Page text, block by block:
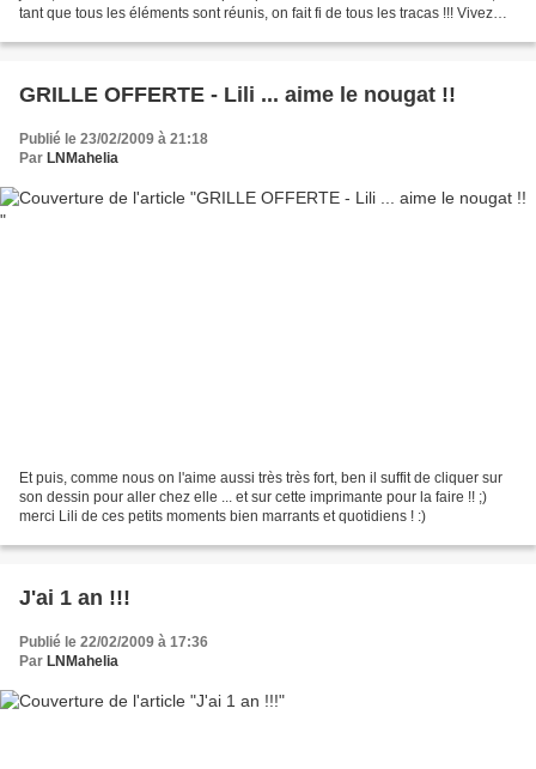
tant que tous les éléments sont réunis, on fait fi de tous les tracas !!! Vivez
GRILLE OFFERTE - Lili ... aime le nougat !!
Publié le 23/02/2009 à 21:18
Par LNMahelia
Et puis, comme nous on l'aime aussi très très fort, ben il suffit de cliquer sur
son dessin pour aller chez elle ... et sur cette imprimante pour la faire !! ;)
merci Lili de ces petits moments bien marrants et quotidiens ! :)
J'ai 1 an !!!
Publié le 22/02/2009 à 17:36
Par LNMahelia